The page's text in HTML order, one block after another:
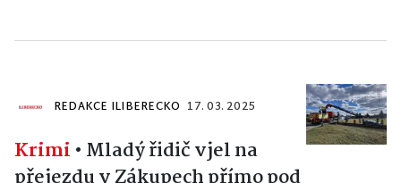
REDAKCE ILIBERECKO 17. 03. 2025
Krimi • Mladý řidič vjel na